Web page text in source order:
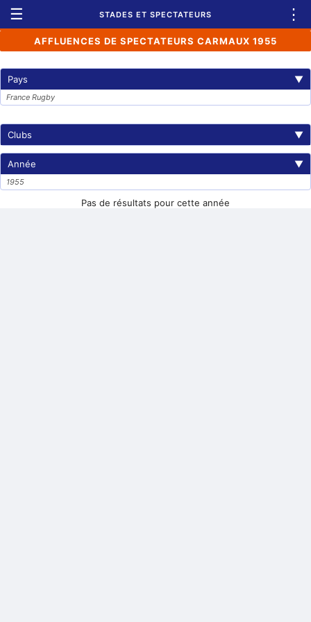
☰ STADES ET SPECTATEURS ⋮
AFFLUENCES DE SPECTATEURS CARMAUX 1955
Pays ▼
France Rugby
Clubs ▼
Année ▼
1955
Pas de résultats pour cette année